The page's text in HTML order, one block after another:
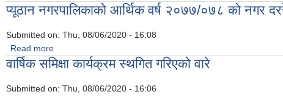
प्यूठान नगरपालिकाको आर्थिक वर्ष २०७७/०७८ को नगर
Submitted on: Thu, 08/06/2020 - 16:08
Read more
वार्षिक समिक्षा कार्यक्रम स्थगित गरिएको वारे
Submitted on: Thu, 08/06/2020 - 16:06